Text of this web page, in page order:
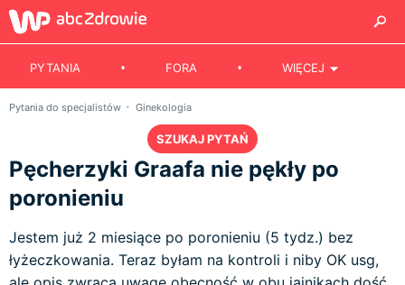
PYTANIA FORA WIĘCEJ
Pytania do specjalistów Ginekologia
SZUKAJ PYTAŃ
Pęcherzyki Graafa nie pękły po
poronieniu
Jestem już 2 miesiące po poronieniu (5 tydz.) bez
łyżeczkowania. Teraz byłam na kontroli i niby OK usg,